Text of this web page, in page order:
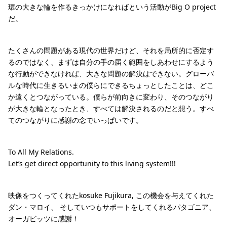
環の大きな輪を作るきっかけになればという活動がBig O project
だ。
たくさんの問題がある現代の世界だけど、それを局所的に否定す
るのではなく、まずは自分の手の届く範囲をしあわせにするよう
な行動ができなければ、大きな問題の解決はできない。グローバ
ルな時代に生きるいまの僕らにできるちょっとしたことは、どこ
か遠くとつながっている。僕らが前向きに変わり、そのつながり
が大きな輪となったとき、すべては解決されるのだと想う。すべ
てのつながりに感謝の念でいっぱいです。
To All My Relations.
Let’s get direct opportunity to this living system!!!
映像をつくってくれたkosuke Fujikura, この機会を与えてくれた
ダン・マロイ、 そしていつもサポートをしてくれるパタゴニア、
オーガビッツに感謝！